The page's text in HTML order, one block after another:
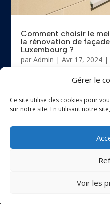
Gérer le
Ce site utilise des cookies pour
sur notre site. En utilisant notre
Voir les
Comment choisir le
la rénovation de
Luxembourg ?
parAdmin |Avr 17, 2024 |
La rénovation de façades
l'entretien et la
Site web réalisé par